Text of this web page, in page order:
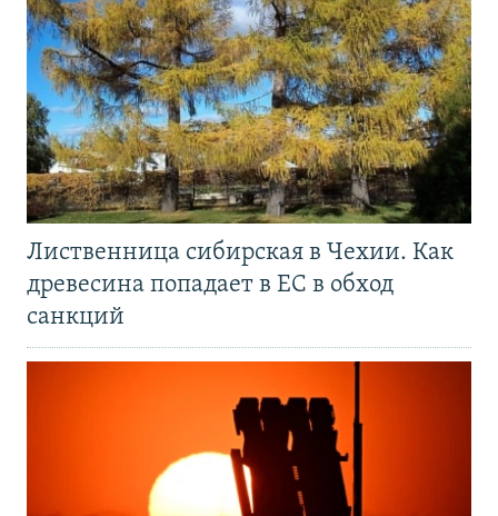
Лиственница сибирская в Чехии. Как
древесина попадает в ЕС в обход
санкций